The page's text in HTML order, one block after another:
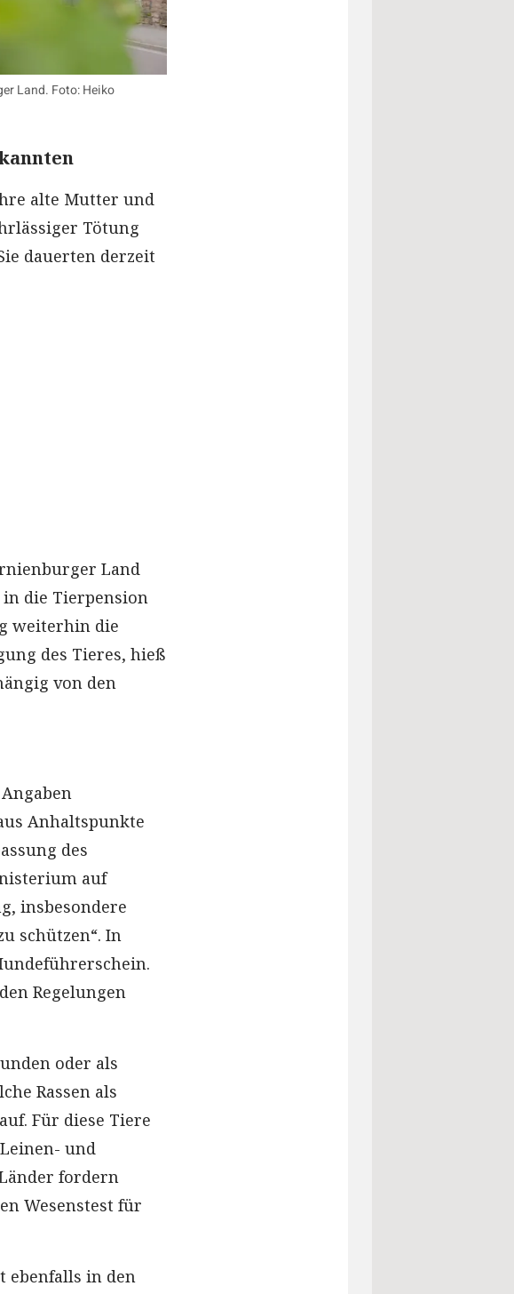
Land. Foto: Heiko
alte Mutter und
Tötung
dauerten derzeit
Land
in die Tierpension
weiterhin die
des Tieres, hieß
von den
Anhaltspunkte
des
auf
insbesondere
schützen“. In
Regelungen
oder als
Rassen als
Für diese Tiere
und
fordern
Wesenstest für
ebenfalls in den